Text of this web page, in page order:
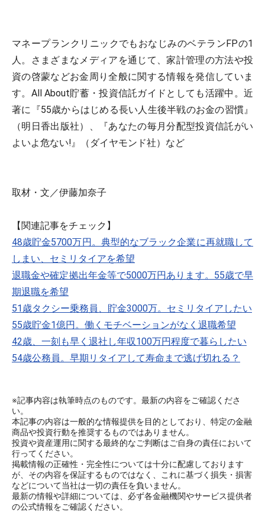
マネープランクリニックでもおなじみのベテランFPの1
人。さまざまなメディアを通じて、家計管理の方法や投
資の啓蒙などお金周り全般に関する情報を発信していま
す。All About貯蓄・投資信託ガイドとしても活躍中。近
著に『55歳からはじめる長い人生後半戦のお金の習慣』
（明日香出版社）、『あなたの毎月分配型投資信託がい
よいよ危ない!』（ダイヤモンド社）など
取材・文／伊藤加奈子
【関連記事をチェック】
48歳貯金5700万円。典型的なブラック企業に再就職して
しまい、セミリタイアを希望
退職金や確定拠出年金等で5000万円あります。55歳で早
期退職を希望
51歳タクシー乗務員、貯金3000万。セミリタイアしたい
55歳貯金1億円。働くモチベーションがなく退職希望
42歳、一刻も早く退社し年収100万円程度で暮らしたい
54歳公務員。早期リタイアして寿命まで逃げ切れる？
※記事内容は執筆時点のものです。最新の内容をご確認くださ
い。
本記事の内容は一般的な情報提供を目的としており、特定の金融
商品や投資行動を推奨するものではありません。
投資や資産運用に関する最終的なご判断はご自身の責任において
行ってください。
掲載情報の正確性・完全性については十分に配慮しております
が、その内容を保証するものではなく、これに基づく損失・損害
などについて当社は一切の責任を負いません。
最新の情報や詳細については、必ず各金融機関やサービス提供者
の公式情報をご確認ください。